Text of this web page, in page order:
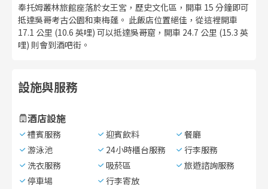
奉托姆叢林旅館座落於女王宮，歷史文化區，開車 15 分鐘即可
抵達吳哥考古公園和東梅蓬。 此飯店位置絕佳，從這裡開車
17.1 公里 (10.6 英哩) 可以抵達吳哥窟，開車 24.7 公里 (15.3 英
哩) 則會到酒吧街。
設施與服務
酒店設施
禮賓服務 迎賓飲料
餐廳
游泳池
24小時櫃台服務
行李服務
洗衣服務
吸菸區
旅遊諮詢服務
停車場
行李寄放